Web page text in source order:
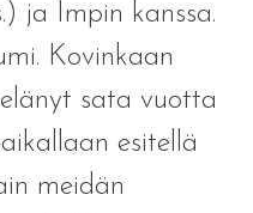
ja Impin kanssa.
Kovinkaan
sata vuotta
esitellä
meidän